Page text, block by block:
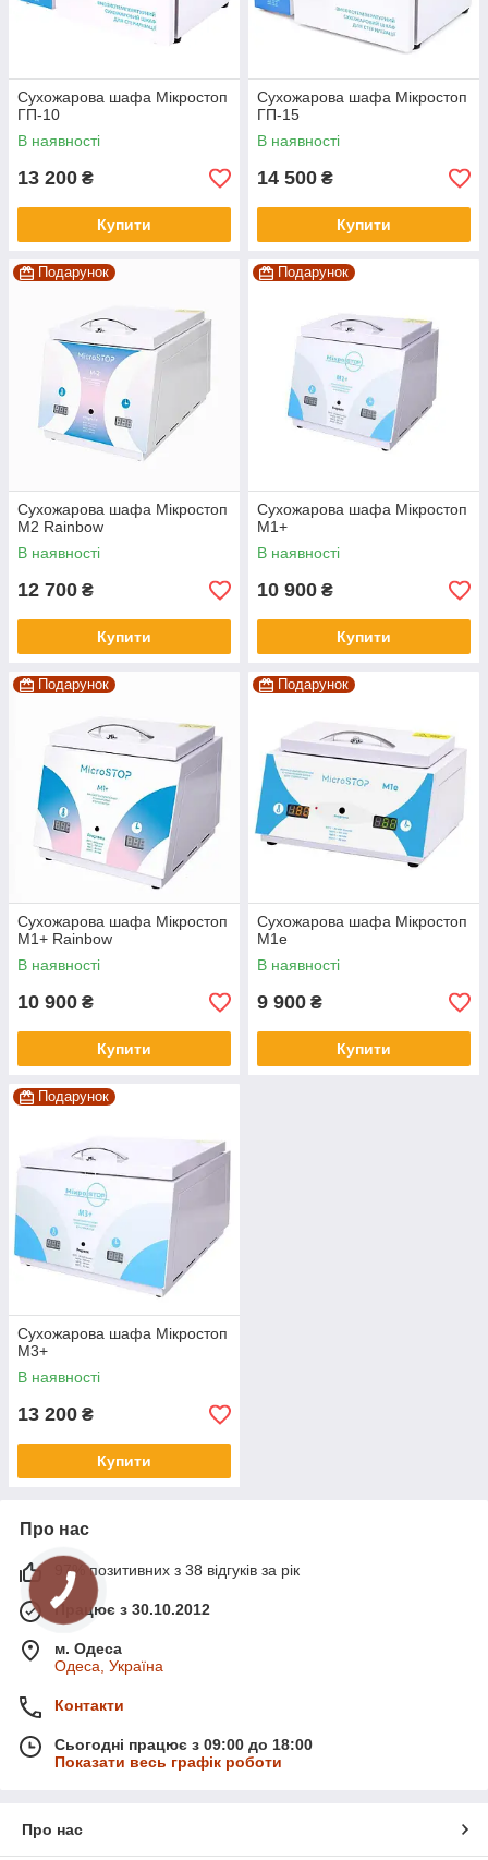
Сухожарова шафа Мікростоп
ГП-10
В наявності
13 200 ₴
Купити
Сухожарова шафа Мікростоп
ГП-15
В наявності
14 500 ₴
Купити
Подарунок
Сухожарова шафа Мікростоп
М2 Rainbow
В наявності
12 700 ₴
Купити
Подарунок
Сухожарова шафа Мікростоп
М1+
В наявності
10 900 ₴
Купити
Подарунок
Сухожарова шафа Мікростоп
М1+ Rainbow
В наявності
10 900 ₴
Купити
Подарунок
Сухожарова шафа Мікростоп
М1е
В наявності
9 900 ₴
Купити
Подарунок
Сухожарова шафа Мікростоп
М3+
В наявності
13 200 ₴
Купити
Про нас
97% позитивних з 38 відгуків за рік
Працює з 30.10.2012
м. Одеса
Одеса, Україна
Контакти
Сьогодні працює з 09:00 до 18:00
Показати весь графік роботи
Про нас